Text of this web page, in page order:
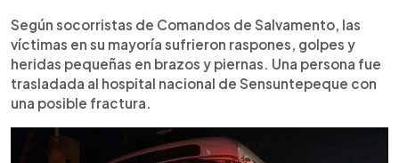
Según socorristas de Comandos de Salvamento, las
víctimas en su mayoría sufrieron raspones, golpes y
heridas pequeñas en brazos y piernas. Una persona fue
trasladada al hospital nacional de Sensuntepeque con
una posible fractura.